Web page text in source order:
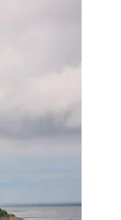
glisser.